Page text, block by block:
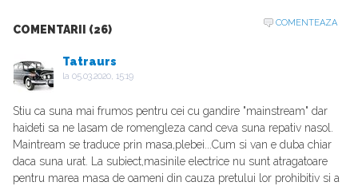
COMENTARII (26)
COMENTEAZA
Tatraurs
la 05.03.2020, 15:19
Stiu ca suna mai frumos pentru cei cu gandire "mainstream" dar
haideti sa ne lasam de romengleza cand ceva suna repativ nasol.
Maintream se traduce prin masa,plebei...Cum si van e duba chiar
daca suna urat. La subiect,masinile electrice nu sunt atragatoare
pentru marea masa de oameni din cauza pretului lor prohibitiv si a